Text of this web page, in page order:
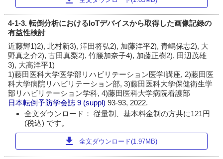
4-1-3. 転倒分析におけるIoTデバイスから取得した画像記録の
有益性検討
近藤輝1)2), 北村新3), 澤田将弘2), 加藤洋平2), 青嶋保志2), 大
野真之介2), 古田真梨2), 竹腰加奈子4), 加藤正樹2), 田辺茂雄
3), 大高洋平1)
1)藤田医科大学医学部リハビリテーション医学I講座, 2)藤田医
科大学病院リハビリテーション部, 3)藤田医科大学保健衛生学
部リハビリテーション学科, 4)藤田医科大学病院看護部
日本転倒予防学会誌 9 (suppl)93-93, 2022.
全文ダウンロード： 従量制、基本料金制の方共に121円
(税込) です。
download 全文ダウンロード(1.97MB)